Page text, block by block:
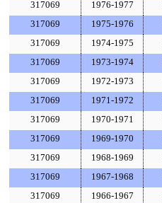
317069 1976-1977
317069 1975-1976
317069 1974-1975
317069 1973-1974
317069 1972-1973
317069 1971-1972
317069 1970-1971
317069 1969-1970
317069 1968-1969
317069 1967-1968
317069 1966-1967